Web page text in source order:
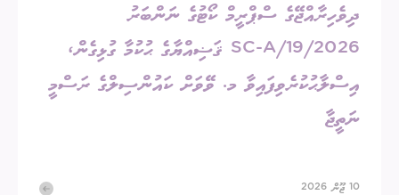
ދިވެހިރާއްޖޭގެ ސްޕްރީމް ކޯޓުގެ ނަންބަރު
2026/SC-A/19 ޤަޟިއްޔާގެ ޙުކުމާ ގުޅިގެން،
އިސްލާޙުކުރެވިފައިވާ މ. ވޭވަށް ކައުންސިލްގެ ރަސްމީ
ނަތީޖާ
10 ޖޫން 2026